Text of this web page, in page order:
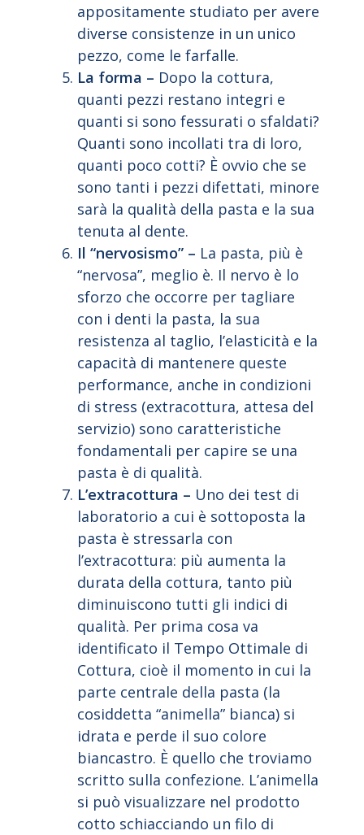
appositamente studiato per avere
diverse consistenze in un unico
pezzo, come le farfalle.
La forma – Dopo la cottura,
quanti pezzi restano integri e
quanti si sono fessurati o sfaldati?
Quanti sono incollati tra di loro,
quanti poco cotti? È ovvio che se
sono tanti i pezzi difettati, minore
sarà la qualità della pasta e la sua
tenuta al dente.
Il “nervosismo” – La pasta, più è
“nervosa”, meglio è. Il nervo è lo
sforzo che occorre per tagliare
con i denti la pasta, la sua
resistenza al taglio, l’elasticità e la
capacità di mantenere queste
performance, anche in condizioni
di stress (extracottura, attesa del
servizio) sono caratteristiche
fondamentali per capire se una
pasta è di qualità.
L’extracottura – Uno dei test di
laboratorio a cui è sottoposta la
pasta è stressarla con
l’extracottura: più aumenta la
durata della cottura, tanto più
diminuiscono tutti gli indici di
qualità. Per prima cosa va
identificato il Tempo Ottimale di
Cottura, cioè il momento in cui la
parte centrale della pasta (la
cosiddetta “animella” bianca) si
idrata e perde il suo colore
biancastro. È quello che troviamo
scritto sulla confezione. L’animella
si può visualizzare nel prodotto
cotto schiacciando un filo di